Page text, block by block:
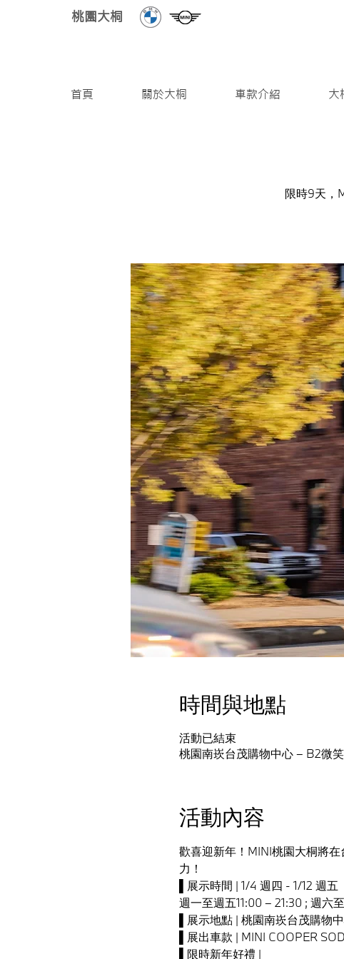
桃園大桐
首頁 關於大桐 車款介紹 大
限時9天，
時間與地點
活動已結束
桃園南崁台茂購物中心 – B2微
活動內容
歡喜迎新年！MINI桃園大桐將
力！
▌展示時間 | 1/4 週四 - 1/12 週五
週一至週五11:00 – 21:30 ; 週六
▌展示地點 | 桃園南崁台茂購物
▌展出車款 | MINI COOPER
▌限時新年好禮 |